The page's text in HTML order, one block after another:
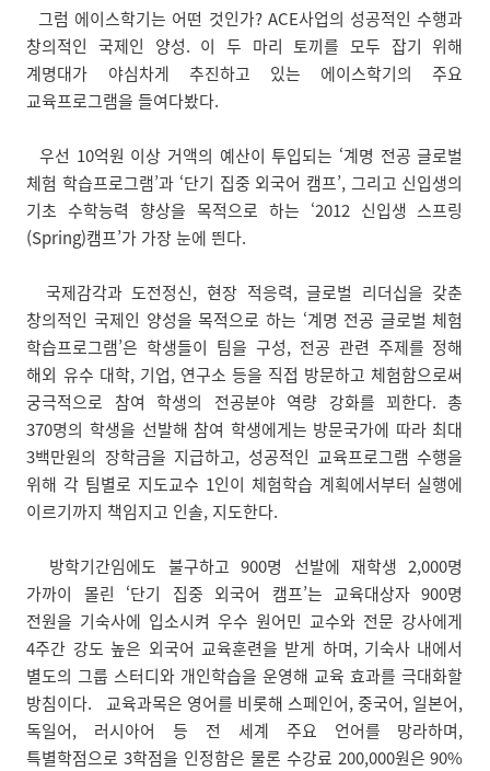
그럼 에이스학기는 어떤 것인가? ACE사업의 성공적인 수행과
창의적인 국제인 양성. 이 두 마리 토끼를 모두 잡기 위해
계명대가 야심차게 추진하고 있는 에이스학기의 주요
교육프로그램을 들여다봤다.
우선 10억원 이상 거액의 예산이 투입되는 ‘계명 전공 글로벌
체험 학습프로그램’과 ‘단기 집중 외국어 캠프’, 그리고 신입생의
기초 수학능력 향상을 목적으로 하는 ‘2012 신입생 스프링
(Spring)캠프’가 가장 눈에 띈다.
국제감각과 도전정신, 현장 적응력, 글로벌 리더십을 갖춘
창의적인 국제인 양성을 목적으로 하는 ‘계명 전공 글로벌 체험
학습프로그램’은 학생들이 팀을 구성, 전공 관련 주제를 정해
해외 유수 대학, 기업, 연구소 등을 직접 방문하고 체험함으로써
궁극적으로 참여 학생의 전공분야 역량 강화를 꾀한다. 총
370명의 학생을 선발해 참여 학생에게는 방문국가에 따라 최대
3백만원의 장학금을 지급하고, 성공적인 교육프로그램 수행을
위해 각 팀별로 지도교수 1인이 체험학습 계획에서부터 실행에
이르기까지 책임지고 인솔, 지도한다.
방학기간임에도 불구하고 900명 선발에 재학생 2,000명
가까이 몰린 ‘단기 집중 외국어 캠프’는 교육대상자 900명
전원을 기숙사에 입소시켜 우수 원어민 교수와 전문 강사에게
4주간 강도 높은 외국어 교육훈련을 받게 하며, 기숙사 내에서
별도의 그룹 스터디와 개인학습을 운영해 교육 효과를 극대화할
방침이다. 교육과목은 영어를 비롯해 스페인어, 중국어, 일본어,
독일어, 러시아어 등 전 세계 주요 언어를 망라하며,
특별학점으로 3학점을 인정함은 물론 수강료 200,000원은 90%